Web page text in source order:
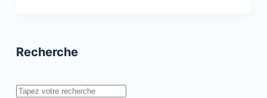
Recherche
Rechercher